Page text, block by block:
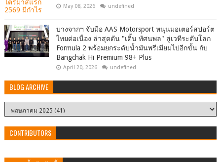
May 08, 2026 undefined
บางจากฯ จับมือ AAS Motorsport หนุนมอเตอร์สปอร์ต
ไทยต่อเนื่อง ล่าสุดดัน "เติ้น ทัศนพล" สู่เวทีระดับโลก
Formula 2 พร้อมยกระดับน้ำมันพรีเมียมไปอีกขั้น กับ
Bangchak Hi Premium 98+ Plus
April 20, 2026 undefined
BLOG ARCHIVE
CONTRIBUTORS